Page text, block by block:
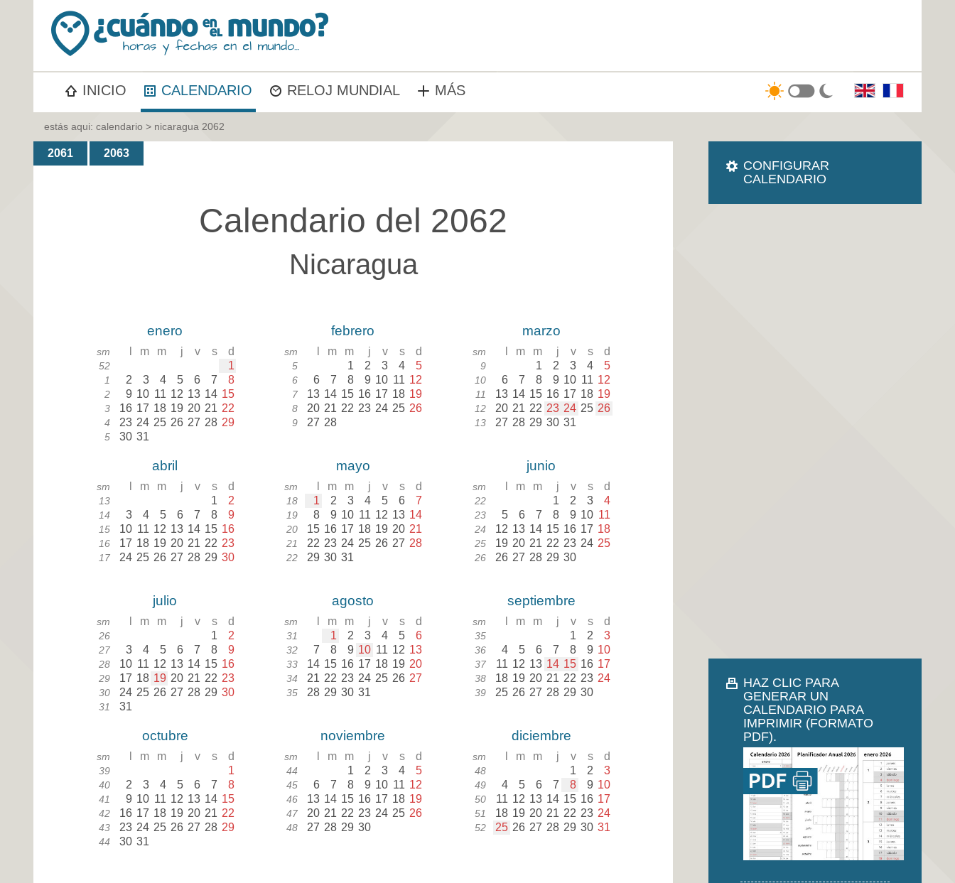
INICIO CALENDARIO RELOJ MUNDIAL MÁS
estás aqui: calendario > nicaragua 2062
2061 2063
Calendario del 2062
Nicaragua
enero
sm m m j v s d
52 1
1 2 3 4 5 6 7 8
2 9 10 11 12 13 14 15
3 16 17 18 19 20 21 22
4 23 24 25 26 27 28 29
5 30 31
febrero
sm m m j v s d
5 1 2 3 4 5
6 6 7 8 9 10 11 12
7 13 14 15 16 17 18 19
8 20 21 22 23 24 25 26
9 27 28
marzo
sm m m j v s d
9 1 2 3 4 5
10 6 7 8 9 10 11 12
11 13 14 15 16 17 18 19
12 20 21 22 23 24 25 26
13 27 28 29 30 31
abril
sm m m j v s d
13 1 2
14 3 4 5 6 7 8 9
15 10 11 12 13 14 15 16
16 17 18 19 20 21 22 23
17 24 25 26 27 28 29 30
mayo
sm m m j v s d
18 1 2 3 4 5 6 7
19 8 9 10 11 12 13 14
20 15 16 17 18 19 20 21
21 22 23 24 25 26 27 28
22 29 30 31
junio
sm m m j v s d
22 1 2 3 4
23 5 6 7 8 9 10 11
24 12 13 14 15 16 17 18
25 19 20 21 22 23 24 25
26 26 27 28 29 30
julio
sm m m j v s d
26 1 2
27 3 4 5 6 7 8 9
28 10 11 12 13 14 15 16
29 17 18 19 20 21 22 23
30 24 25 26 27 28 29 30
31 31
agosto
sm m m j v s d
31 1 2 3 4 5 6
32 7 8 9 10 11 12 13
33 14 15 16 17 18 19 20
34 21 22 23 24 25 26 27
35 28 29 30 31
septiembre
sm m m j v s d
35 1 2 3
36 4 5 6 7 8 9 10
37 11 12 13 14 15 16 17
38 18 19 20 21 22 23 24
39 25 26 27 28 29 30
octubre
sm m m j v s d
39 1
40 2 3 4 5 6 7 8
41 9 10 11 12 13 14 15
42 16 17 18 19 20 21 22
43 23 24 25 26 27 28 29
44 30 31
noviembre
sm m m j v s d
44 1 2 3 4 5
45 6 7 8 9 10 11 12
46 13 14 15 16 17 18 19
47 20 21 22 23 24 25 26
48 27 28 29 30
diciembre
sm m m j v s d
48 1 2 3
49 4 5 6 7 8 9 10
50 11 12 13 14 15 16 17
51 18 19 20 21 22 23 24
52 25 26 27 28 29 30 31
CONFIGURAR
CALENDARIO
HAZ CLIC PARA
GENERAR UN
CALENDARIO PARA
IMPRIMIR (FORMATO
PDF).